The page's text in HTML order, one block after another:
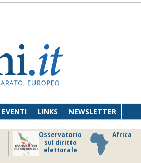
EVENTI LINKS NEWSLETTER
Osservatorio
sul diritto
elettorale
Africa